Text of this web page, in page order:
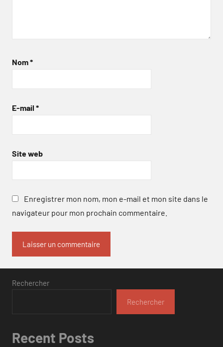
Nom*
E-mail *
Site web
Enregistrer mon nom, mon e-mail et mon site dans le
navigateur pour mon prochain commentaire.
Rechercher
Rechercher
Recent Posts